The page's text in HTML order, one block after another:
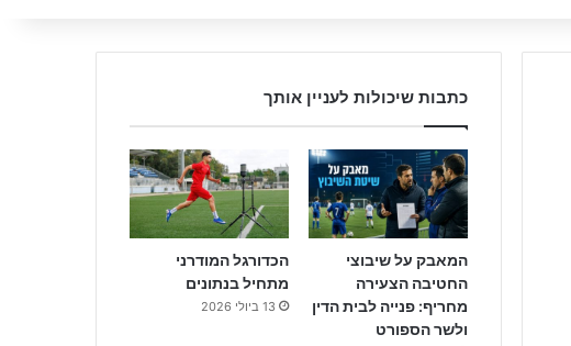
כתבות שיכולות לעניין אותך
המאבק על שיבוצי
החטיבה הצעירה
מחריף: פנייה לבית הדין
ולשר הספורט
הכדורגל המודרני
מתחיל בנתונים
13 ביולי 2026